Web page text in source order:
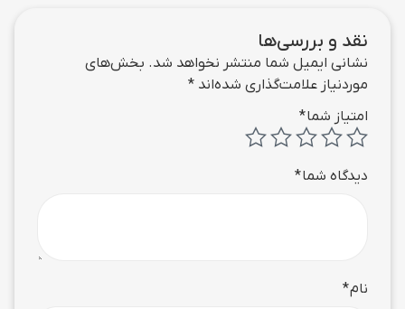
نقد و بررسی‌ها
نشانی ایمیل شما منتشر نخواهد شد. بخش‌های
موردنیاز علامت‌گذاری شده‌اند *
امتیاز شما*
دیدگاه شما*
نام*